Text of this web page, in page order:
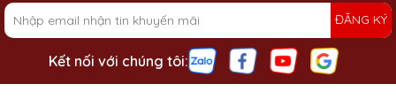
ĐĂNG KÝ
Kết nối với chúng tôi: